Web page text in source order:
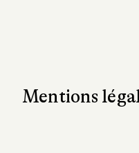
Mentions